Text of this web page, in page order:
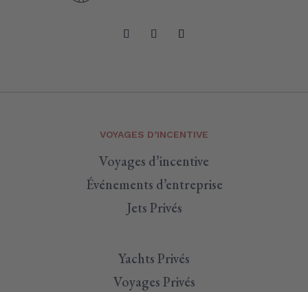
VOYAGES D’INCENTIVE
Voyages d’incentive
Événements d’entreprise
Jets Privés
Yachts Privés
Voyages Privés